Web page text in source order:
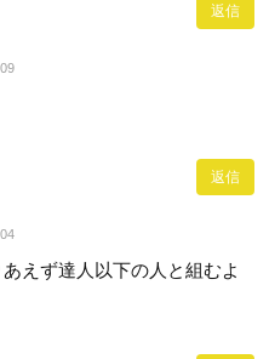
返信
返信
えず達人以下の人と組むよ